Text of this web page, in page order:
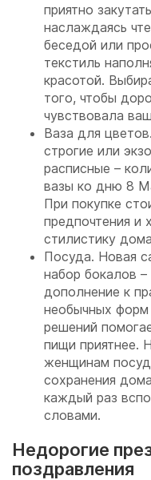
приятно
наслаждаясь
беседой или
текстиль
красотой.
того, чтобы
чувствовала
Ваза для
строгие или
расписные –
вазы ко дню 8
При покупке
предпочтения и
стилистику
Посуда. Новая
набор бокалов –
дополнение к
необычных форм
решений
пищи приятнее.
женщинам
сохранения
каждый раз
словами.
Недорогие
поздравления